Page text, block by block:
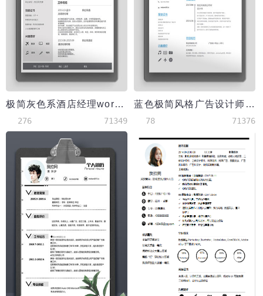
极简灰色系酒店经理word简历模板
276 71349
蓝色极简风格广告设计师个人简历模板
78 71376